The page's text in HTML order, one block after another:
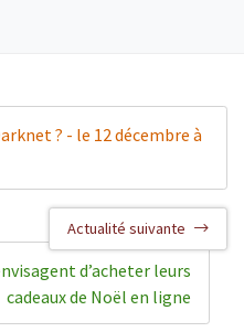
? - le 12 décembre à
Actualité suivante
d’acheter leurs
cadeaux de Noël en ligne